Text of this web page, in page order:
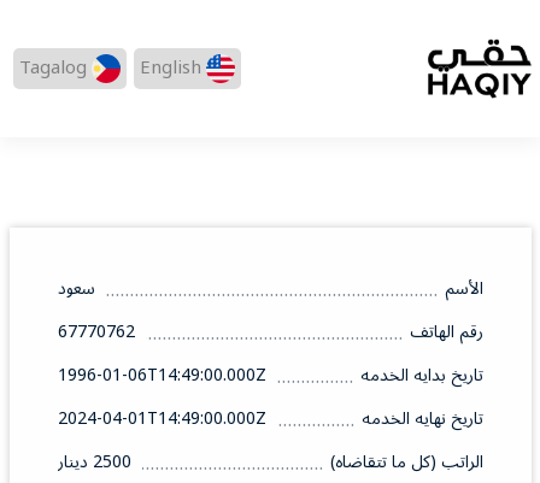
English
Tagalog
الأسم
سعود
رقم الهاتف
67770762
تاريخ بدايه الخدمه
1996-01-06T14:49:00.000Z
تاريخ نهايه الخدمه
2024-04-01T14:49:00.000Z
الراتب (كل ما تتقاضاه)
2500 دينار